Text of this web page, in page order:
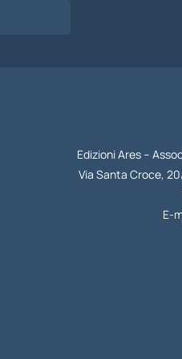
Edizioni Ares –
Via Santa Croce,
E-